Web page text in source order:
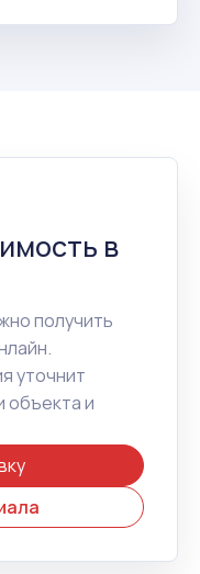
в
получить
уточнит
объекта и